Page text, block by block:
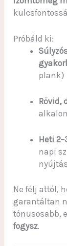
Próbáld ki:
plank)
Rövid,
Heti
napi
Ne félj attól,
garantáltan
tónusosabb,
fogysz.